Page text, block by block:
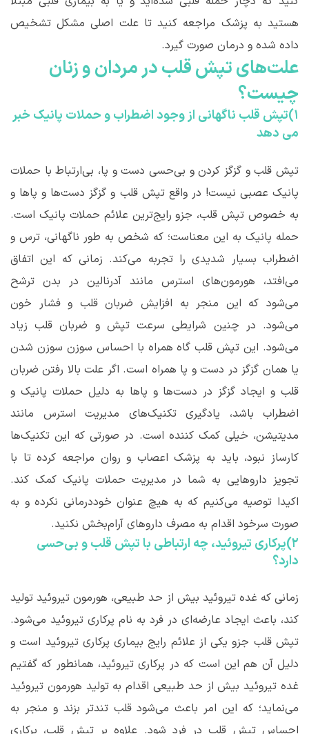
هستید به پزشک مراجعه کنید تا علت اصلی مشکل تشخیص
داده شده و درمان صورت گیرد.
علت‌های تپش قلب در مردان و زنان
چیست؟
۱)تپش قلب ناگهانی از وجود اضطراب و حملات پانیک خبر
می دهد
تپش قلب و گزگز کردن و بی‌حسی دست و پا، بی‌ارتباط با حملات
پانیک عصبی نیست! در واقع تپش قلب و گزگز دست‌ها و پاها و
به خصوص تپش قلب، جزو رایج‌ترین علائم حملات پانیک است.
حمله پانیک به این معناست؛ که شخص به طور ناگهانی، ترس و
اضطراب بسیار شدیدی را تجربه می‌کند. زمانی که این اتفاق
می‌افتد، هورمون‌های استرس مانند آدرنالین در بدن ترشح
می‌شود که این منجر به افزایش ضربان قلب و فشار خون
می‌شود. در چنین شرایطی سرعت تپش و ضربان قلب زیاد
می‌شود. این تپش قلب گاه همراه با احساس سوزن سوزن شدن
یا همان گزگز در دست و پا همراه است. اگر علت بالا رفتن ضربان
قلب و ایجاد گزگز در دست‌ها و پاها به دلیل حملات پانیک و
اضطراب باشد، یادگیری تکنیک‌های مدیریت استرس مانند
مدیتیشن، خیلی کمک کننده است. در صورتی که این تکنیک‌ها
کارساز نبود، باید به پزشک اعصاب و روان مراجعه کرده تا با
تجویز داروهایی به شما در مدیریت حملات پانیک کمک کند.
اکیدا توصیه می‌کنیم که به هیچ عنوان خوددرمانی نکرده و به
صورت سرخود اقدام به مصرف داروهای آرام‌بخش نکنید.
۲)پرکاری تیروئید، چه ارتباطی با تپش قلب و بی‌حسی
دارد؟
زمانی که غده تیروئید بیش از حد طبیعی، هورمون تیروئید تولید
کند، باعث ایجاد عارضه‌ای در فرد به نام پرکاری تیروئید می‌شود.
تپش قلب جزو یکی از علائم رایج بیماری پرکاری تیروئید است و
دلیل آن هم این است که در پرکاری تیروئید، همانطور که گفتیم
غده تیروئید بیش از حد طبیعی اقدام به تولید هورمون تیروئید
می‌نماید؛ که این امر باعث می‌شود قلب تندتر بزند و منجر به